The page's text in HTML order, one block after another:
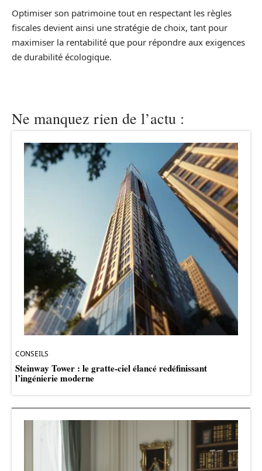
Optimiser son patrimoine tout en respectant les règles
fiscales devient ainsi une stratégie de choix, tant pour
maximiser la rentabilité que pour répondre aux exigences
de durabilité écologique.
Ne manquez rien de l’actu :
CONSEILS
Steinway Tower : le gratte-ciel élancé redéfinissant
l’ingénierie moderne